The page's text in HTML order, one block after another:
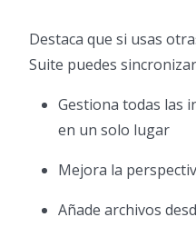
Destaca que si usas
Suite puedes
Gestiona todas las
en un solo lugar
Mejora la
Añade archivos